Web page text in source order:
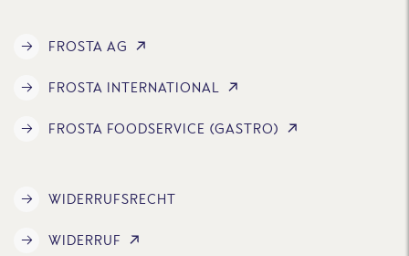
FROSTA AG
FROSTA INTERNATIONAL
FROSTA FOODSERVICE (GASTRO)
WIDERRUFSRECHT
WIDERRUF